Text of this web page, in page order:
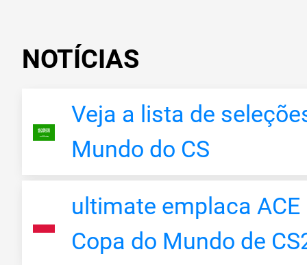
NOTÍCIAS
Veja a lista de
Mundo do CS
ultimate emplaca
Copa do Mundo de